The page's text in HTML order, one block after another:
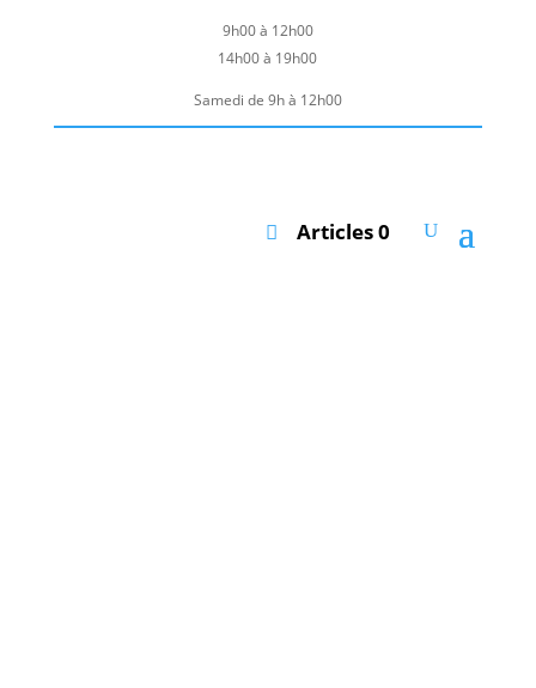
9h00 à 12h00
14h00 à 19h00
Samedi de 9h à 12h00
Articles 0